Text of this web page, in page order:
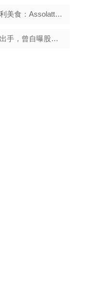
享受欧洲风味，来自意大利美食：Assolatte上海研讨会精彩举办
维维豆奶出事了！证监会出手，曾自曝股东违规占用9亿